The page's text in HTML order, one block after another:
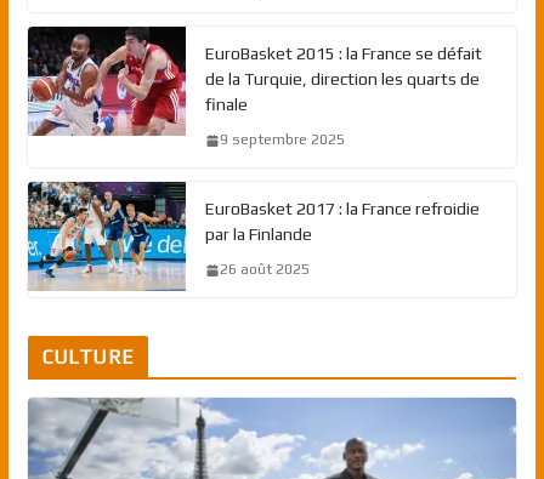
EuroBasket 2015 : la France se défait
de la Turquie, direction les quarts de
finale
9 septembre 2025
EuroBasket 2017 : la France refroidie
par la Finlande
26 août 2025
CULTURE